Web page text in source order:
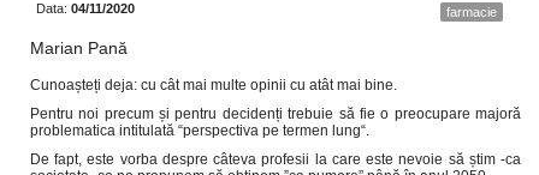
Data: 04/11/2020 farmacie
Marian Pană
Cunoașteți deja: cu cât mai multe opinii cu atât mai bine.
Pentru noi precum și pentru decidenți trebuie să fie o preocupare majoră
problematica intitulată “perspectiva pe termen lung“.
De fapt, este vorba despre câteva profesii la care este nevoie să știm -ca